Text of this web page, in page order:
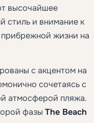
высочайшее
стиль и внимание к
жизни на
с акцентом на
сочетаясь с
атмосферой пляжа.
фазы The Beach